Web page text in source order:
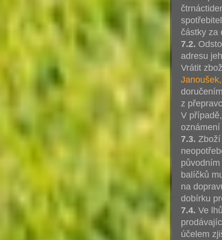
částky za
7.2.
adresu
Vrátit
z
V
7.3.
balíčků
na
dobírku
7.4. Ve
účelem